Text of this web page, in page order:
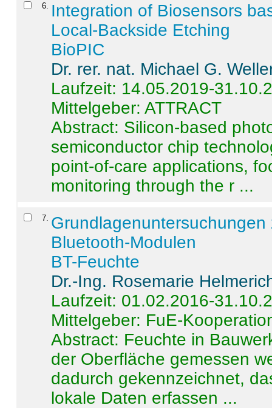
6
Integration of Biosensors
Local-Backside Etching
BioPIC
Dr. rer. nat. Michael G.
Laufzeit: 14.05.2019-
Mittelgeber: ATTRACT
Abstract: Silicon-based
semiconductor chip
point-of-care applications,
monitoring through the r ...
7
Bluetooth-Modulen
BT-Feuchte
Dr.-Ing. Rosemarie
Laufzeit: 01.02.2016-
Mittelgeber: FuE-
Abstract: Feuchte in
der Oberfläche gemessen
dadurch gekennzeichnet,
lokale Daten erfassen ...